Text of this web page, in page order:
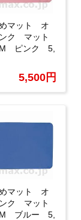
マット オ
ク マット
ピンク 5,
5,500円
マット オ
ク マット
ブルー 5,